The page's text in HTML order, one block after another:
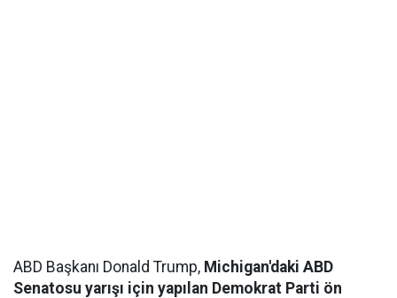
ABD Başkanı Donald Trump, Michigan'daki ABD
Senatosu yarışı için yapılan Demokrat Parti ön